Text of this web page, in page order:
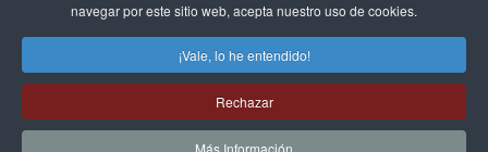
navegar por este sitio web, acepta nuestro uso de cookies.
¡Vale, lo he entendido!
Rechazar
Más Información
©2025 Real Sociedad Económica de Amigos del País de Santa
Cruz de La Palma.